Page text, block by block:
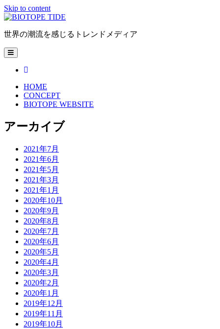
Skip to content
BIOTOPE
世界の潮流を感じるトレンドメディア
open
primary
HOME
CONCEPT
BIOTOPE WEBSITE
Sidebar
アーカイブ
2021年7月
2021年6月
2021年5月
2021年3月
2021年1月
2020年10月
2020年9月
2020年8月
2020年7月
2020年6月
2020年5月
2020年4月
2020年3月
2020年2月
2020年1月
2019年12月
2019年11月
2019年10月